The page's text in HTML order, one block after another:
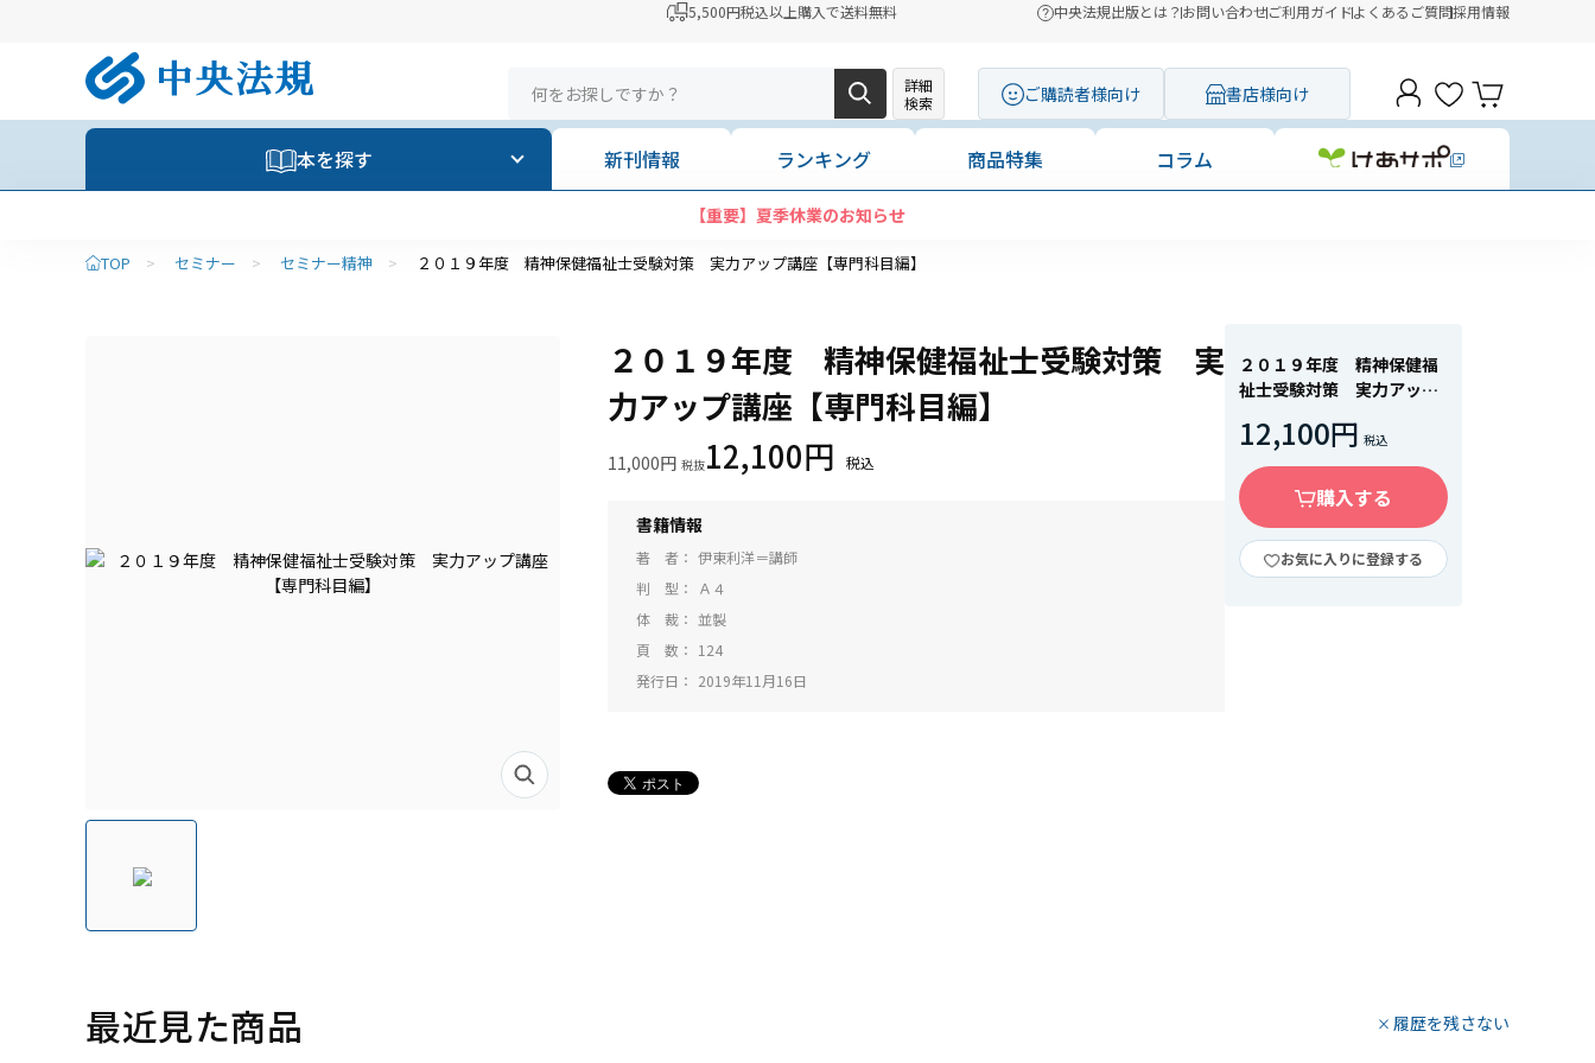
5,500円税込以上購入で送料無料 中央法規出版とは？お問い合わせご利用ガイドよくあるご質問採用情報
詳細
検索
ご購読者様向け 書店様向け
本を探す 新刊情報 ランキング 商品特集 コラム
【重要】夏季休業のお知らせ
TOP > セミナー > セミナー精神 > ２０１９年度 精神保健福祉士受験対策 実力アップ講座【専門科目編】
２０１９年度 精神保健福祉士受験対策 実
力アップ講座【専門科目編】
11,000円 12,100円
書籍情報
著 者
伊東利洋＝講師
判 型
Ａ４
体 裁
並製
頁 数
124
発行日
2019年11月16日
２０１９年度 精神保健福
祉士受験対策 実力アップ
12,100円
購入する
お気に入りに登録する
最近見た商品 履歴を残さない